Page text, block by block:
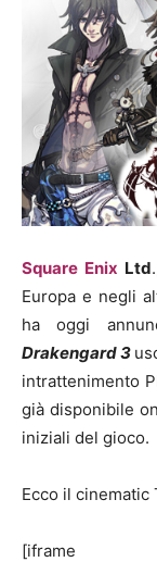
Square Enix Ltd
Europa e negli
ha oggi
Drakengard 3
intrattenimento
già disponibile
iniziali del gioco.
Ecco il cinematic
[iframe